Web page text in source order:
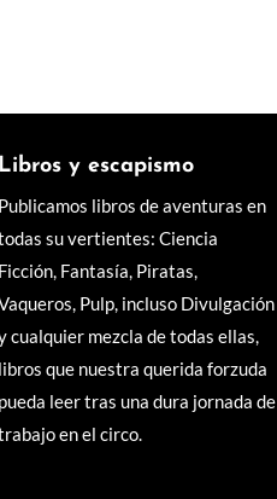
Libros y escapismo
Publicamos libros de aventuras en
su vertientes: Ciencia
Ficción, Fantasía, Piratas,
Pulp, incluso Divulgación
cualquier mezcla de todas ellas,
libros que nuestra querida forzuda
pueda leer tras una dura jornada de
en el circo.